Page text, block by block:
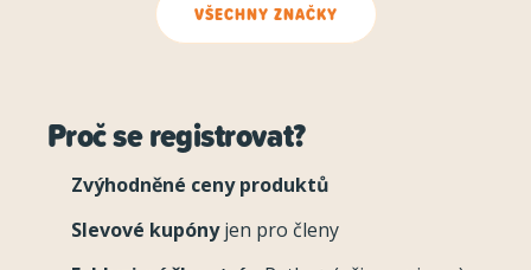
VŠECHNY ZNAČKY
Proč se registrovat?
Zvýhodněné ceny produktů
Slevové kupónyjen pro členy